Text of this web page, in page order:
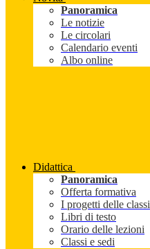
Panoramica
Le notizie
Le circolari
Calendario eventi
Albo online
Didattica
Panoramica
Offerta formativa
I progetti delle classi
Libri di testo
Orario delle lezioni
Classi e sedi